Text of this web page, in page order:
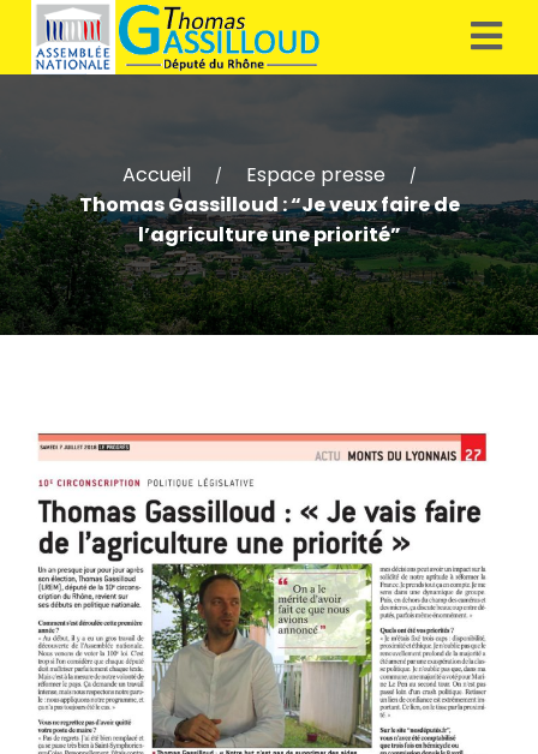
Accueil / Espace presse /
Thomas Gassilloud : “Je veux faire de
l’agriculture une priorité”